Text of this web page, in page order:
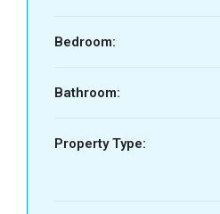
Bedroom:
Bathroom:
Property Type: